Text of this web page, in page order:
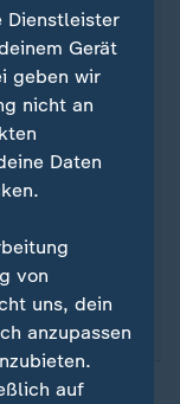
1959, ist seit
die
in Berlin
Dienstleister
Gerät
geben wir
nicht an
Daten
von
uns, dein
anzupassen
auf